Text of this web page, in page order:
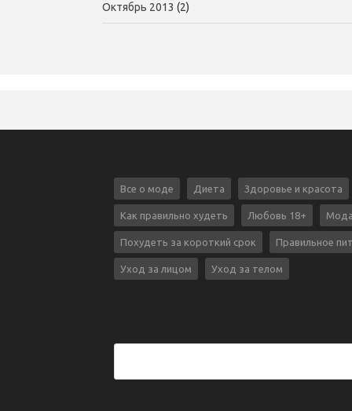
Октябрь 2013 (2)
Все о моде Диета Здоровье и красота
Как правильно худеть Любовь 18+
Похудеть за короткий срок Правильное
Уход за лицом Уход за телом